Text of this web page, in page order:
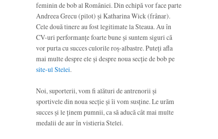
feminin de bob al României. Din echipă vor face parte
Andreea Grecu (pilot) și Katharina Wick (frânar).
Cele două tinere au fost legitimate la Steaua. Au în
CV-uri performanțe foarte bune și suntem siguri că
vor purta cu succes culorile roș-albastre. Puteți afla
mai multe despre ele și despre noua secție de bob pe
site-ul Stelei.
Noi, suporterii, vom fi alături de antrenorii și
sportivele din noua secție și îi vom susține. Le urăm
succes și le ținem pumnii, ca să aducă cât mai multe
medalii de aur în vistieria Stelei.